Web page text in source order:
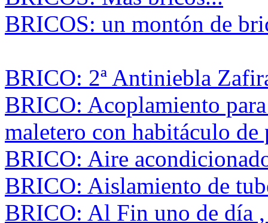
BRICOS: un montón de
BRICO: 2ª Antiniebla
BRICO: Acoplamiento
maletero con habitáculo de
BRICO: Aire
BRICO: Aislamiento de
BRICO: Al Fin uno de día